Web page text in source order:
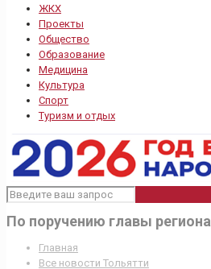
ЖКХ
Проекты
Общество
Образование
Медицина
Культура
Спорт
Туризм и отдых
По поручению главы региона
Главная
Все новости Тольятти